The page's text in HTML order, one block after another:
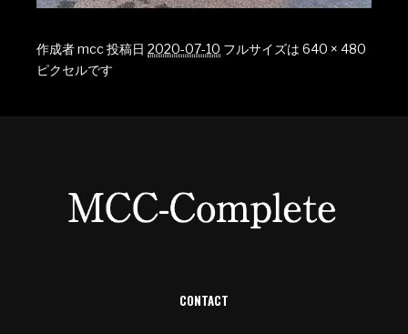
作成者mcc投稿日 2020-07-10 フルサイズは 640 × 480
ピクセルです
CONTACT